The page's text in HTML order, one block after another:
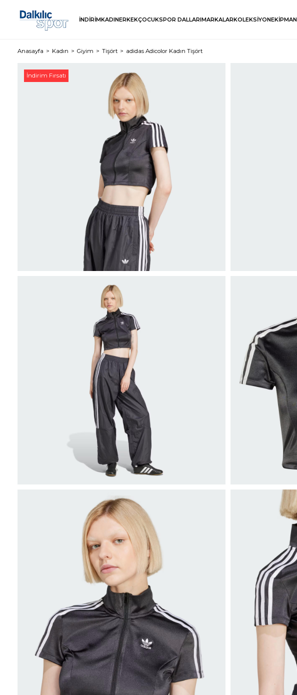
İNDİRİMKADINERKEKÇOCUKSPOR DALLARIMARKALARKOLEKSİYONEKİPMAN
Anasayfa Kadın Giyim Tişört adidas Adicolor Kadın Tişört
İndirim Fırsatı